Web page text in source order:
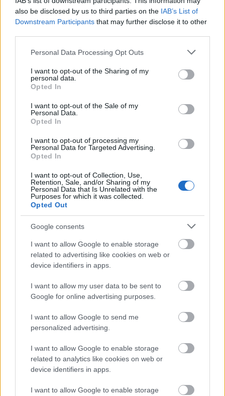
also be disclosed by us to third parties on the IAB’s List of
Downstream Participants that may further disclose it to other
Please note that this website/app uses one or more Google
not limited to your visit or usage behaviour. You may click to
grant or deny consent to Google and its third-party tags to
use your data for below specified purposes in below Google
consent section.
Personal Data Processing Opt Outs
I want to opt-out of the Sharing of my
personal data.
Opted In
I want to opt-out of the Sale of my
Personal Data.
Opted In
I want to opt-out of processing my
Personal Data for Targeted Advertising.
Opted In
I want to opt-out of Collection, Use,
Retention, Sale, and/or Sharing of my
Personal Data that Is Unrelated with the
Purposes for which it was collected.
Opted Out
Google consents
I want to allow Google to enable storage
related to advertising like cookies on web or
device identifiers in apps.
I want to allow my user data to be sent to
Google for online advertising purposes.
I want to allow Google to send me
personalized advertising.
I want to allow Google to enable storage
related to analytics like cookies on web or
device identifiers in apps.
I want to allow Google to enable storage
1996-ban jött létre. Fennállásának másfél
évtizede alatt félszáz bemutatót és 650
karain tanuló egyetemista kapcsolódott be a
hivatásos színművészek. Mikuli János
örömének adott hangot, hogy 15 év alatt 30
Jászai Mari-díjas művész is vállalta velük a
munkát.
A társulat a produkcióival bejárta
Magyarországot, emellett többször szerepelt
később pedig pénzügyi forrásoktól függően,
két-három évente megrendezett, egyetemi
színjátszók hazai és nemzetközi fesztiváljain
11 ország egyetemi és főiskolai színjátszóit
látták vendégül. A JESZ szombati
emlékplaketteket vehetnek át azok, akik
teljesítményükkel hozzájárultak a teátrum
fejlődéséhez, sikereihez.
Forrás: MTI
Pécs Kultúra Színház Megnyitó